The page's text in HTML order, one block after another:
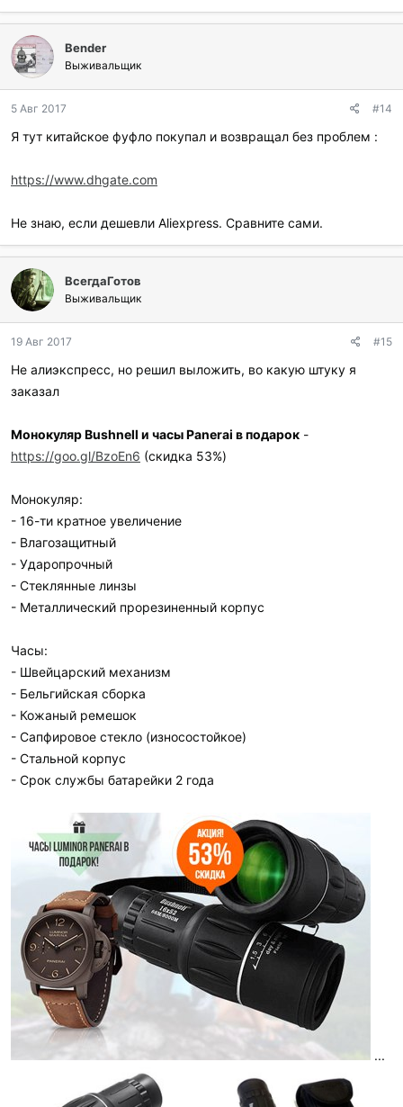
Bender
Выживальщик
5 Авг 2017 #14
Я тут китайское фуфло покупал и возвращал без проблем :
https://www.dhgate.com
Не знаю, если дешевли Aliexpress. Cравните сами.
ВсегдаГотов
Выживальщик
19 Авг 2017 #15
Не алиэкспресс, но решил выложить, во какую штуку я
заказал
Монокуляр Bushnell и часы Panerai в подарок -
https://goo.gl/BzoEn6 (скидка 53%)
Монокуляр:
- 16-ти кратное увеличение
- Влагозащитный
- Ударопрочный
- Стеклянные линзы
- Металлический прорезиненный корпус
Часы:
- Швейцарский механизм
- Бельгийская сборка
- Кожаный ремешок
- Сапфировое стекло (износостойкое)
- Стальной корпус
- Срок службы батарейки 2 года
...